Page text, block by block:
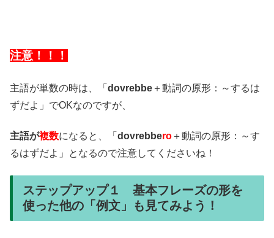
注意！！！
主語が単数の時は、「 dovrebbe ＋動詞の原形：～するは
ずだよ」でOKなのですが、
主語が複数になると、「 dovrebbero ＋動詞の原形：～す
るはずだよ」となるので注意してくださいね！
ステップアップ１ 基本フレーズの形を
使った他の「例文」も見てみよう！